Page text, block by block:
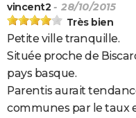
vincent2 - 28/10/2015
Très bien
Petite ville tranquille.
Située proche de
pays basque.
Parentis aurait
communes par le taux